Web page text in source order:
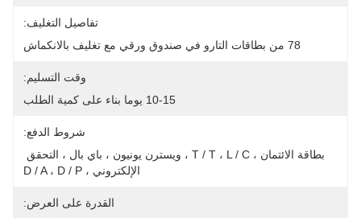
تفاصيل التغليف:
78 من بطاقات التارو في صندوق ورقي مع تغليف بالانكماش
وقت التسليم:
10-15 يوما بناء على كمية الطلب
شروط الدفع:
الإلكتروني ، D / A ، D / P
القدرة على العرض: